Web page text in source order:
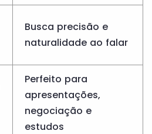
Busca precisão e
naturalidade ao falar
Perfeito para
apresentações,
negociação e
estudos